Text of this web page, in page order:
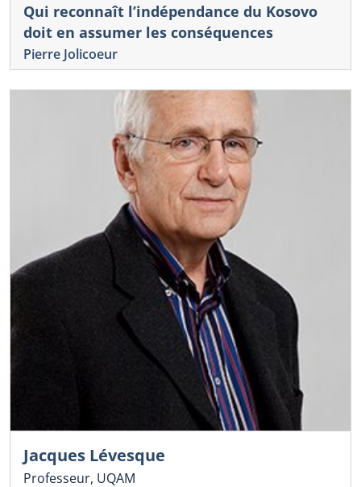
Qui reconnaît l’indépendance du Kosovo
doit en assumer les conséquences
Pierre Jolicoeur
Jacques Lévesque
Professeur, UQAM